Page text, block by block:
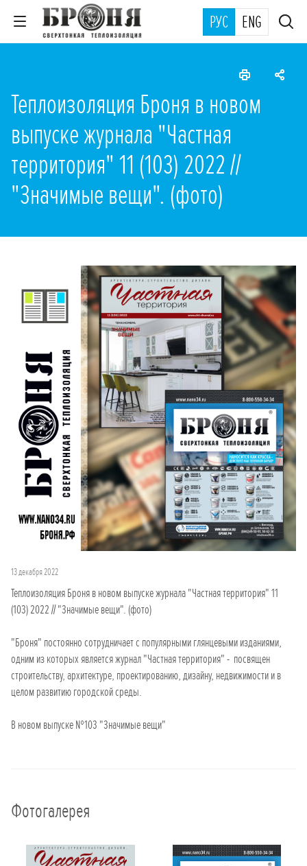
РУС ENG
Теплоизоляция Броня в новом
выпуске журнала "Частная
территория" 11 (103) 2022 //
"Значимые вещи". (фото)
13 декабря 2022
Теплоизоляция Броня в новом выпуске журнала "Частная территория" 11
(103) 2022 // "Значимые вещи". (фото)
"Броня" постоянно сотрудничает с популярными глянцевыми изданиями,
одним из которых является журнал "Частная территория" - посвящен
строительству, архитектуре, проектированию, дизайну, недвижимости и в
целом развитию городской среды.
В новом выпуске №103 "Значимые вещи"
Фотогалерея